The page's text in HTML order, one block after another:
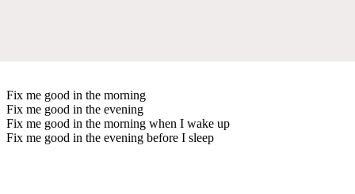
Fix me good in the morning
Fix me good in the evening
Fix me good in the morning when I wake up
Fix me good in the evening before I sleep